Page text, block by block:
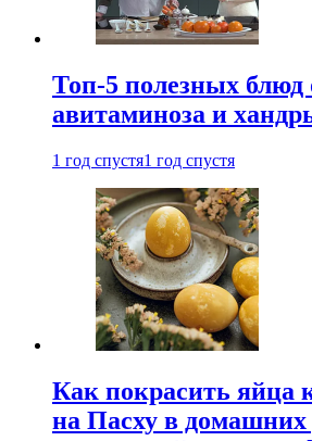
Топ-5 полезных блюд
авитаминоза и
1 год спустя1 год спустя
Как покрасить яйца
на Пасху в домашних